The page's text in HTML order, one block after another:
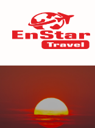
İçeriğe